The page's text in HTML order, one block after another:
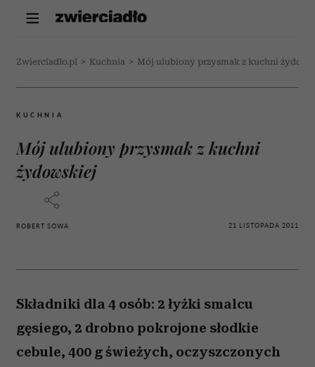
Zwierciadlo.pl > Kuchnia > Mój ulubiony przysmak z kuchni
KUCHNIA
Mój ulubiony przysmak z kuchni
żydowskiej
ROBERT SOWA 21 LISTOPADA 2011
Składniki dla 4 osób: 2 łyżki smalcu
gęsiego, 2 drobno pokrojone słodkie
cebule, 400 g świeżych, oczyszczonych